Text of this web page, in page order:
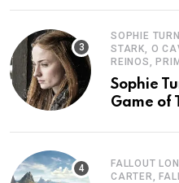
SOPHIE
STARK, O
REINOS,
Sophie
Game of
FALLOUT
CARTER,